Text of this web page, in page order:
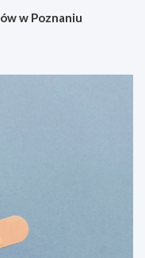
w Poznaniu